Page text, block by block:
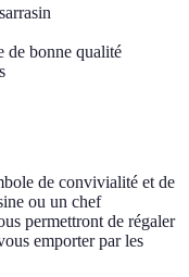
de bonne qualité
de convivialité et de
ou un chef
permettront de régaler
emporter par les